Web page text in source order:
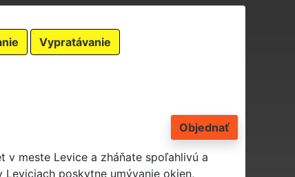
Vypratávanie
Objednať
meste Levice a zháňate spoľahlivú a
poskytne umývanie okien,